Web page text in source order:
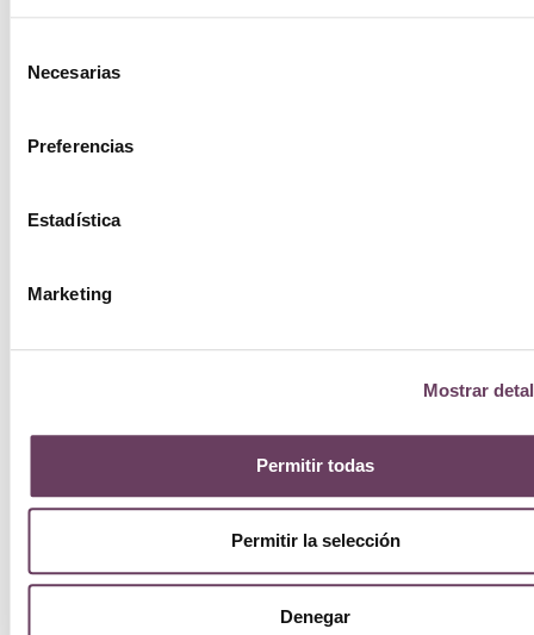
Necesarias
Preferencias
Estadística
Marketing
Mostrar
Permitir todas
Permitir la selección
Denegar
By
Ombre